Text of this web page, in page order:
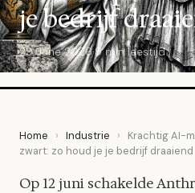
je bedrijf
29 June 2026·9 min leestijd
Home › Industrie ›
Krachtig AI-
zwart: zo houd je je bedrijf draaiend
Op 12 juni schakelde